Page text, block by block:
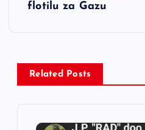
a
flotilu za Gazu
Related Posts